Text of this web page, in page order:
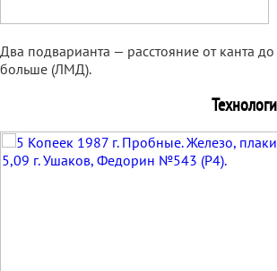
Два подварианта — расстояние от канта
больше (ЛМД).